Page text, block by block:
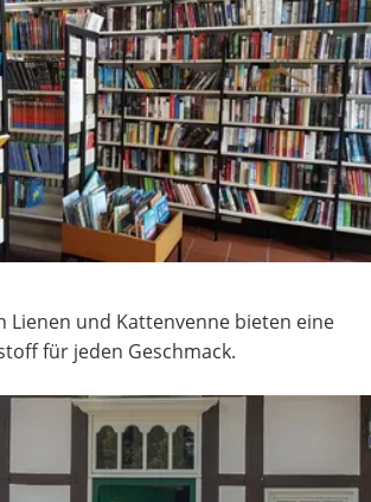
Lienen und Kattenvenne bieten eine
für jeden Geschmack.